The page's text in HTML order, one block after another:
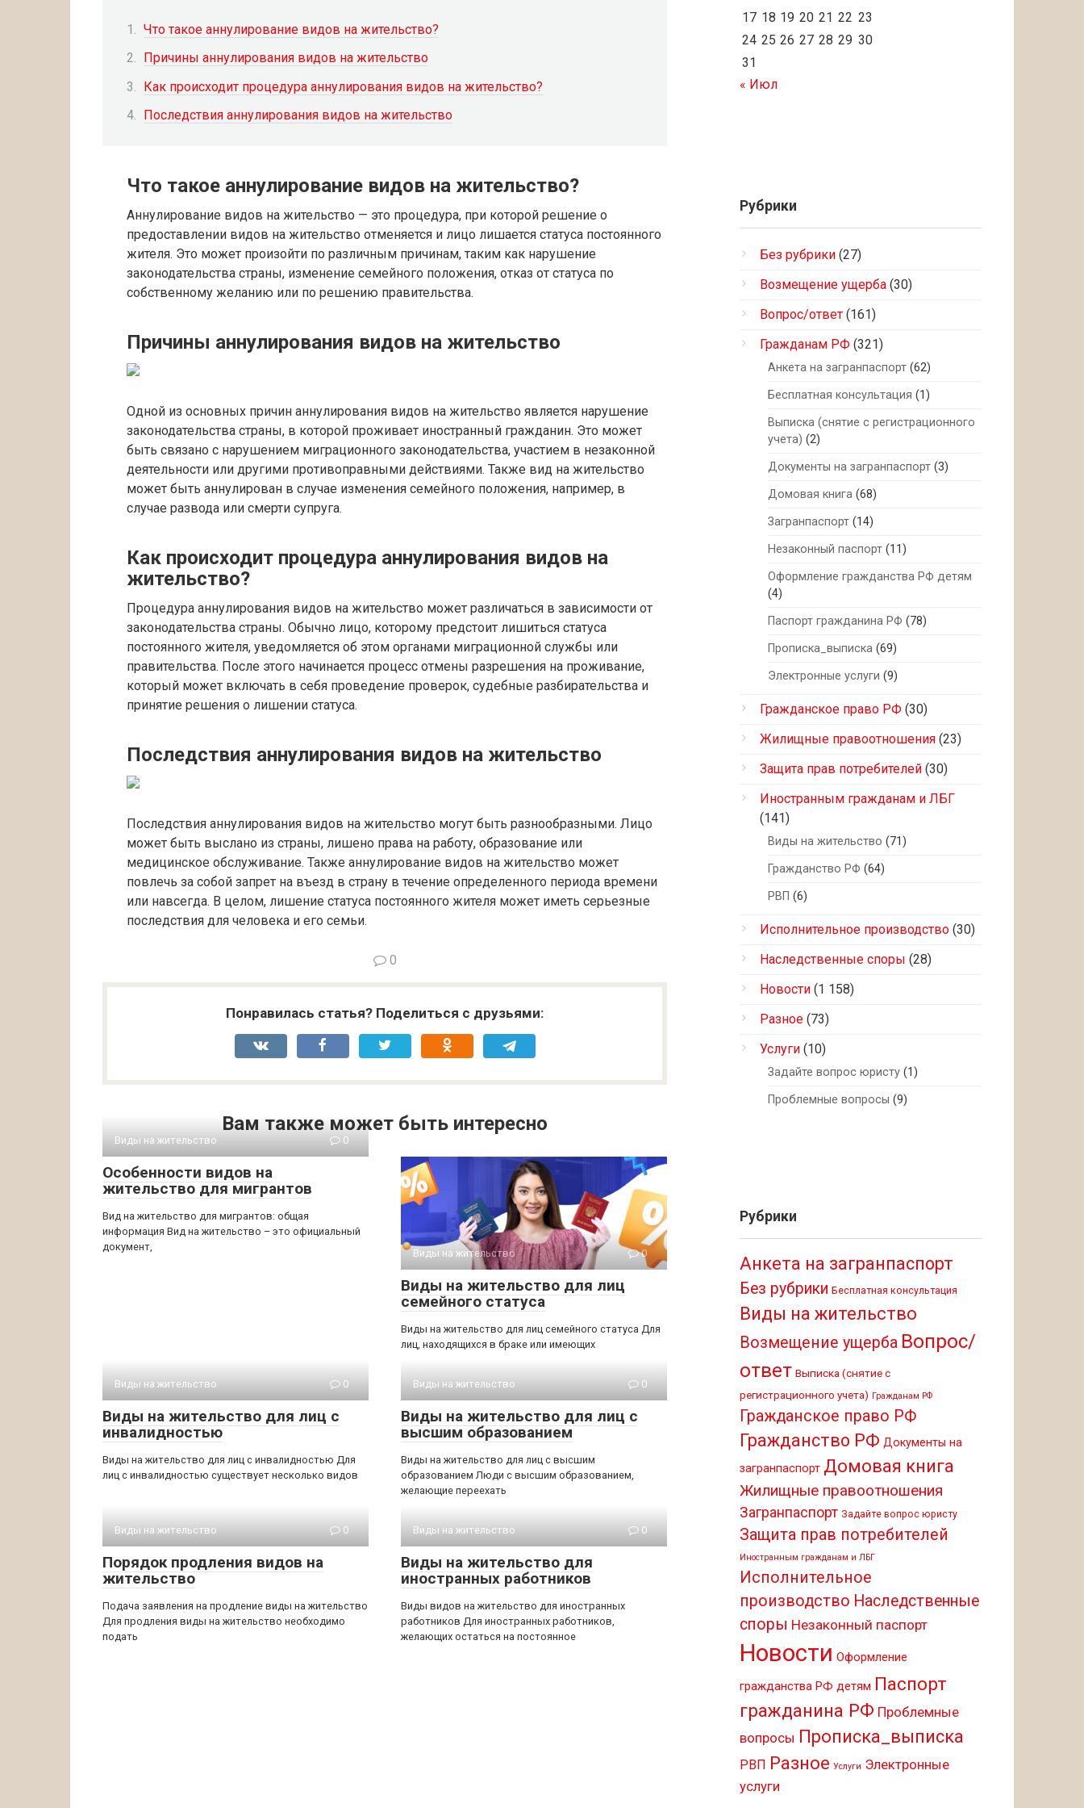
Что такое аннулирование видов на жительство?
Причины аннулирования видов на жительство
Как происходит процедура аннулирования видов на жительство?
Последствия аннулирования видов на жительство
Что такое аннулирование видов на жительство?
Аннулирование видов на жительство — это процедура, при которой решение о
предоставлении видов на жительство отменяется и лицо лишается статуса постоянного
жителя. Это может произойти по различным причинам, таким как нарушение
законодательства страны, изменение семейного положения, отказ от статуса по
собственному желанию или по решению правительства.
Причины аннулирования видов на жительство
Одной из основных причин аннулирования видов на жительство является нарушение
законодательства страны, в которой проживает иностранный гражданин. Это может
быть связано с нарушением миграционного законодательства, участием в незаконной
деятельности или другими противоправными действиями. Также вид на жительство
может быть аннулирован в случае изменения семейного положения, например, в
случае развода или смерти супруга.
Как происходит процедура аннулирования видов на
жительство?
Процедура аннулирования видов на жительство может различаться в зависимости от
законодательства страны. Обычно лицо, которому предстоит лишиться статуса
постоянного жителя, уведомляется об этом органами миграционной службы или
правительства. После этого начинается процесс отмены разрешения на проживание,
который может включать в себя проведение проверок, судебные разбирательства и
принятие решения о лишении статуса.
Последствия аннулирования видов на жительство
Последствия аннулирования видов на жительство могут быть разнообразными. Лицо
может быть выслано из страны, лишено права на работу, образование или
медицинское обслуживание. Также аннулирование видов на жительство может
повлечь за собой запрет на въезд в страну в течение определенного периода времени
или навсегда. В целом, лишение статуса постоянного жителя может иметь серьезные
последствия для человека и его семьи.
0
Понравилась статья? Поделиться с друзьями:
Вам также может быть интересно
Виды на жительство 0
Особенности видов на
жительство для мигрантов
Вид на жительство для мигрантов: общая
информация Вид на жительство – это официальный
документ,
Виды на жительство 0
Виды на жительство для лиц
семейного статуса
Виды на жительство для лиц семейного статуса Для
лиц, находящихся в браке или имеющих
Виды на жительство 0
Виды на жительство для лиц с
инвалидностью
Виды на жительство для лиц с инвалидностью Для
лиц с инвалидностью существует несколько видов
Виды на жительство 0
Виды на жительство для лиц с
высшим образованием
Виды на жительство для лиц с высшим
образованием Люди с высшим образованием,
желающие переехать
Виды на жительство 0
Порядок продления видов на
жительство
Подача заявления на продление виды на жительство
Для продления виды на жительство необходимо
подать
Виды на жительство 0
Виды на жительство для
иностранных работников
Виды видов на жительство для иностранных
работников Для иностранных работников,
желающих остаться на постоянное
17 18 19 20 21 22 23
24 25 26 27 28 29 30
31
« Июл
Рубрики
Без рубрики (27)
Возмещение ущерба (30)
Вопрос/ответ (161)
Гражданам РФ (321)
Анкета на загранпаспорт (62)
Бесплатная консультация (1)
Выписка (снятие с регистрационного
учета) (2)
Документы на загранпаспорт (3)
Домовая книга (68)
Загранпаспорт (14)
Незаконный паспорт (11)
Оформление гражданства РФ детям
(4)
Паспорт гражданина РФ (78)
Прописка_выписка (69)
Электронные услуги (9)
Гражданское право РФ (30)
Жилищные правоотношения (23)
Защита прав потребителей (30)
Иностранным гражданам и ЛБГ
(141)
Виды на жительство (71)
Гражданство РФ (64)
РВП (6)
Исполнительное производство (30)
Наследственные споры (28)
Новости (1 158)
Разное (73)
Услуги (10)
Задайте вопрос юристу (1)
Проблемные вопросы (9)
Рубрики
Анкета на загранпаспорт
Без рубрики Бесплатная консультация
Виды на жительство
Возмещение ущерба Вопрос/
ответ Выписка (снятие с
регистрационного учета) Гражданам РФ
Гражданское право РФ
Гражданство РФ Документы на
загранпаспорт Домовая книга
Жилищные правоотношения
Загранпаспорт Задайте вопрос юристу
Защита прав потребителей
Иностранным гражданам и ЛБГ
Исполнительное
производство Наследственные
споры Незаконный паспорт
Новости Оформление
гражданства РФ детям Паспорт
гражданина РФ Проблемные
вопросы Прописка_выписка
РВП Разное Услуги Электронные
услуги